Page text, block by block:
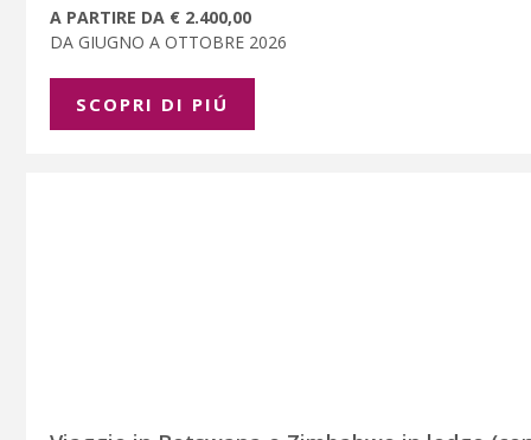
A PARTIRE DA € 2.400,00
DA GIUGNO A OTTOBRE 2026
SCOPRI DI PIÚ